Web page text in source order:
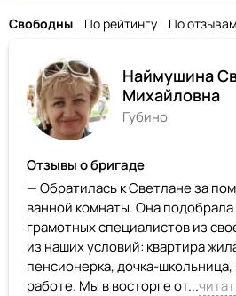
Свободны По рейтингу По отзывам
Наймушина
Михайловна
Губино
Отзывы о бригаде
— Обратилась к Светлане за
ванной комнаты. Она
грамотных специалистов из
из наших условий: квартира
пенсионерка, дочка-школьница,
работе. Мы в восторге от...